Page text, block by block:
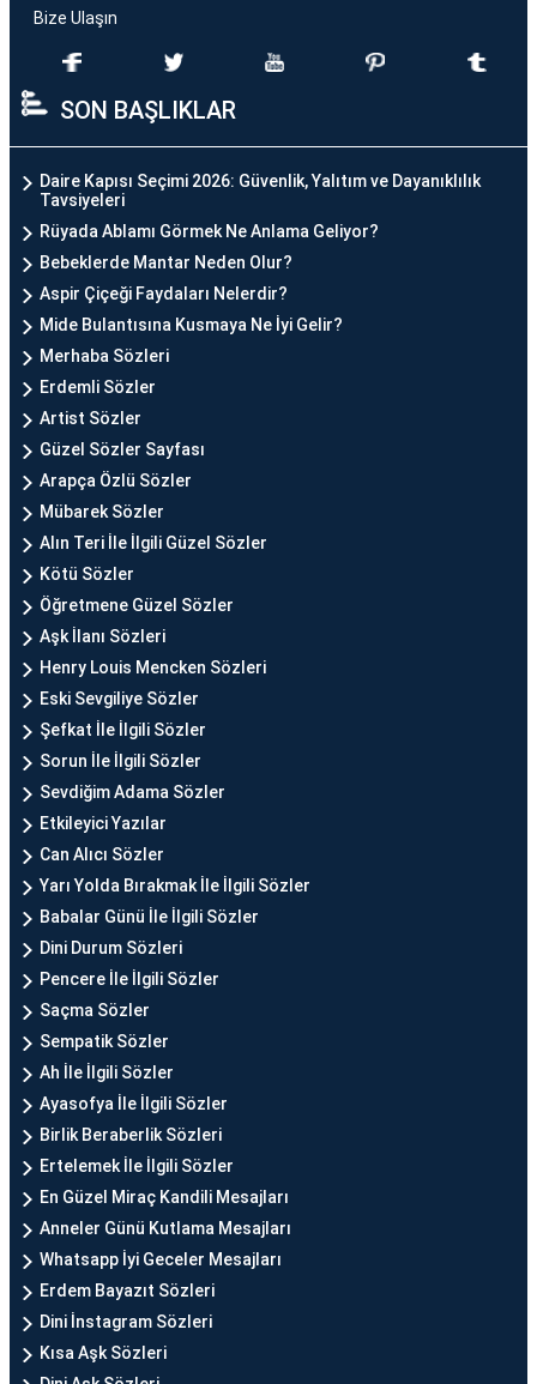
Bize Ulaşın
SON BAŞLIKLAR
Daire Kapısı Seçimi 2026: Güvenlik, Yalıtım ve Dayanıklılık
Tavsiyeleri
Rüyada Ablamı Görmek Ne Anlama Geliyor?
Bebeklerde Mantar Neden Olur?
Aspir Çiçeği Faydaları Nelerdir?
Mide Bulantısına Kusmaya Ne İyi Gelir?
Merhaba Sözleri
Erdemli Sözler
Artist Sözler
Güzel Sözler Sayfası
Arapça Özlü Sözler
Mübarek Sözler
Alın Teri İle İlgili Güzel Sözler
Kötü Sözler
Öğretmene Güzel Sözler
Aşk İlanı Sözleri
Henry Louis Mencken Sözleri
Eski Sevgiliye Sözler
Şefkat İle İlgili Sözler
Sorun İle İlgili Sözler
Sevdiğim Adama Sözler
Etkileyici Yazılar
Can Alıcı Sözler
Yarı Yolda Bırakmak İle İlgili Sözler
Babalar Günü İle İlgili Sözler
Dini Durum Sözleri
Pencere İle İlgili Sözler
Saçma Sözler
Sempatik Sözler
Ah İle İlgili Sözler
Ayasofya İle İlgili Sözler
Birlik Beraberlik Sözleri
Ertelemek İle İlgili Sözler
En Güzel Miraç Kandili Mesajları
Anneler Günü Kutlama Mesajları
Whatsapp İyi Geceler Mesajları
Erdem Bayazıt Sözleri
Dini İnstagram Sözleri
Kısa Aşk Sözleri